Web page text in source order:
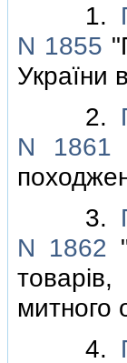
1.
N 1855
України
2.
N 1861
3.
N 1862
митного
4.